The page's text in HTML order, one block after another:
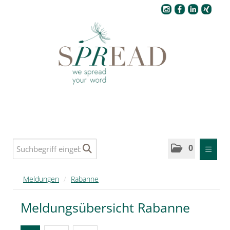
0
MELDUNGEN
SPREAD Medleys für Deutschland
Meldungen / Rabanne
Meldungsübersicht Rabanne